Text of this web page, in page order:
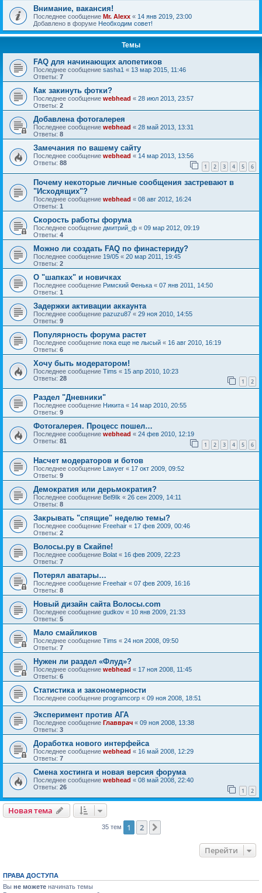
Внимание, вакансия!
Последнее сообщение Mr. Alexx « 14 янв 2019, 23:00
Добавлено в форуме Необходим совет!
Темы
FAQ для начинающих алопетиков
Последнее сообщение sasha1 « 13 мар 2015, 11:46
Ответы: 7
Как закинуть фотки?
Последнее сообщение webhead « 28 июл 2013, 23:57
Ответы: 2
Добавлена фотогалерея
Последнее сообщение webhead « 28 май 2013, 13:31
Ответы: 8
Замечания по вашему сайту
Последнее сообщение webhead « 14 мар 2013, 13:56
Ответы: 88 1 2 3 4 5 6
Почему некоторые личные сообщения застревают в
"Исходящих"?
Последнее сообщение webhead « 08 авг 2012, 16:24
Ответы: 1
Скорость работы форума
Последнее сообщение дмитрий_ф « 09 мар 2012, 09:19
Ответы: 4
Можно ли создать FAQ по финастериду?
Последнее сообщение 19/05 « 20 мар 2011, 19:45
Ответы: 2
О "шапках" и новичках
Последнее сообщение Римский Фенька « 07 янв 2011, 14:50
Ответы: 1
Задержки активации аккаунта
Последнее сообщение pazuzu87 « 29 ноя 2010, 14:55
Ответы: 9
Популярность форума растет
Последнее сообщение пока еще не лысый « 16 авг 2010, 16:19
Ответы: 6
Хочу быть модератором!
Последнее сообщение Tims « 15 апр 2010, 10:23
Ответы: 28 1 2
Раздел "Дневники"
Последнее сообщение Hикита « 14 мар 2010, 20:55
Ответы: 9
Фотогалерея. Процесс пошел…
Последнее сообщение webhead « 24 фев 2010, 12:19
Ответы: 81 1 2 3 4 5 6
Насчет модераторов и ботов
Последнее сообщение Lawyer « 17 окт 2009, 09:52
Ответы: 9
Демократия или дерьмократия?
Последнее сообщение Bel9Ik « 26 сен 2009, 14:11
Ответы: 8
Закрывать "спящие" неделю темы?
Последнее сообщение Freehair « 17 фев 2009, 00:46
Ответы: 2
Волосы.ру в Скайпе!
Последнее сообщение Bolat « 16 фев 2009, 22:23
Ответы: 7
Потерял аватары…
Последнее сообщение Freehair « 07 фев 2009, 16:16
Ответы: 8
Новый дизайн сайта Волосы.com
Последнее сообщение gudkov « 10 янв 2009, 21:33
Ответы: 5
Мало смайликов
Последнее сообщение Tims « 24 ноя 2008, 09:50
Ответы: 7
Нужен ли раздел «Флуд»?
Последнее сообщение webhead « 17 ноя 2008, 11:45
Ответы: 6
Статистика и закономерности
Последнее сообщение programcorp « 09 ноя 2008, 18:51
Эксперимент против АГА
Последнее сообщение Главврач « 09 ноя 2008, 13:38
Ответы: 3
Доработка нового интерфейса
Последнее сообщение webhead « 16 май 2008, 12:29
Ответы: 7
Смена хостинга и новая версия форума
Последнее сообщение webhead « 08 май 2008, 22:40
Ответы: 26 1 2
Новая тема
35 тем 1 2
Перейти
ПРАВА ДОСТУПА
Вы не можете начинать темы